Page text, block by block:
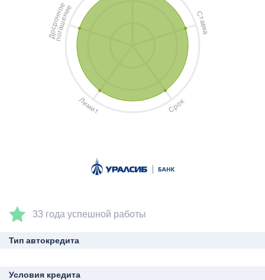
С
т
а
в
к
а
Сро
к
Л
имит
Д
о
с
р
о
ч
н
о
е
п
о
г
а
ш
е
н
и
е
33 года успешной работы
Тип автокредита
Условия кредита